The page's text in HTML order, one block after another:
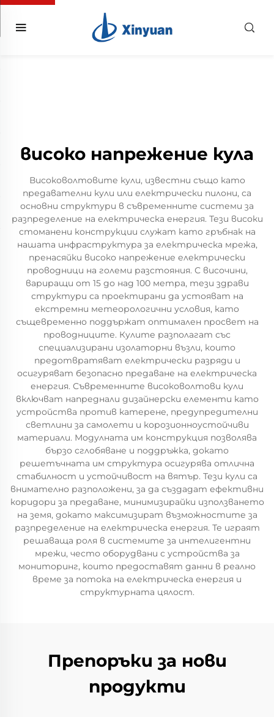
високо напрежение кула
Високоволтовите кули, известни също като
предавателни кули или електрически пилони, са
основни структури в съвременните системи за
разпределение на електрическа енергия. Тези високи
стоманени конструкции служат като гръбнак на
нашата инфраструктура за електрическа мрежа,
пренасяйки високо напрежение електрически
проводници на големи разстояния. С височини,
вариращи от 15 до над 100 метра, тези здрави
структури са проектирани да устояват на
екстремни метеорологични условия, като
същевременно поддържат оптимален просвет на
проводниците. Кулите разполагат със
специализирани изолаторни възли, които
предотвратяват електрически разряди и
осигуряват безопасно предаване на електрическа
енергия. Съвременните високоволтови кули
включват напреднали дизайнерски елементи като
устройства против катерене, предупредителни
светлини за самолети и корозионноустойчиви
материали. Модулната им конструкция позволява
бързо сглобяване и поддръжка, докато
решетъчната им структура осигурява отлична
стабилност и устойчивост на вятър. Тези кули са
внимателно разположени, за да създадат ефективни
коридори за предаване, минимизирайки използването
на земя, докато максимизират възможностите за
разпределение на електрическа енергия. Те играят
решаваща роля в системите за интелигентни
мрежи, често оборудвани с устройства за
мониторинг, които предоставят данни в реално
време за потока на електрическа енергия и
структурната цялост.
Препоръки за нови
продукти